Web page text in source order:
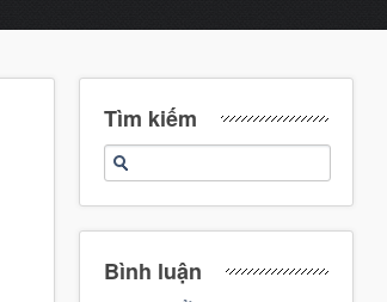
Tìm kiếm
Bình luận